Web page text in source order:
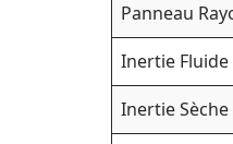
Panneau
Inertie Fluide
Inertie